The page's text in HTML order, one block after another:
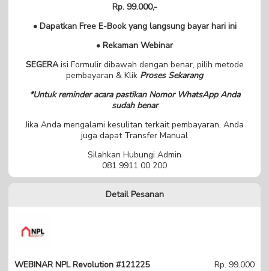
Rp. 99.000,-
• Dapatkan Free E-Book yang langsung bayar hari ini
• Rekaman Webinar
SEGERAisi Formulir dibawah dengan benar, pilih metode
pembayaran & Klik Proses Sekarang
*Untuk reminder acara pastikan Nomor WhatsApp Anda
sudah benar
Jika Anda mengalami kesulitan terkait pembayaran, Anda
juga dapat Transfer Manual
Silahkan Hubungi Admin
081 9911 00 200
Detail Pesanan
WEBINAR NPL Revolution #121225 Rp. 99.000